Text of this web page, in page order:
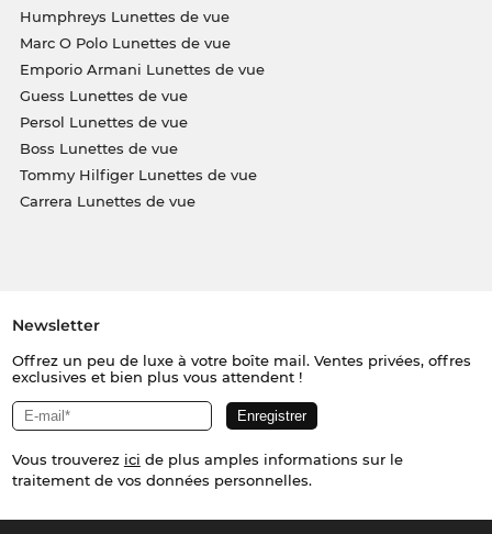
Humphreys Lunettes de vue
Marc O Polo Lunettes de vue
Emporio Armani Lunettes de vue
Guess Lunettes de vue
Persol Lunettes de vue
Boss Lunettes de vue
Tommy Hilfiger Lunettes de vue
Carrera Lunettes de vue
Newsletter
Offrez un peu de luxe à votre boîte mail. Ventes privées, offres
exclusives et bien plus vous attendent !
Vous trouverez ici de plus amples informations sur le
traitement de vos données personnelles.